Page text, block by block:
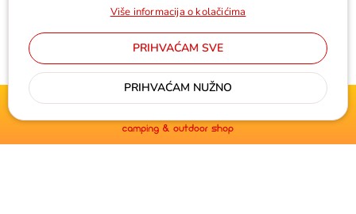
Cijene u eurima, pdv uključen
Više informacija o kolačićima
PRIHVAĆAM SVE
PRIHVAĆAM NUŽNO